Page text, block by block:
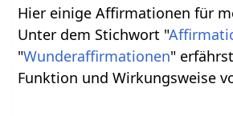
Hier einige Affirmationen für
Unter dem Stichwort "
"Wunderaffirmationen"
Funktion und Wirkungsweise